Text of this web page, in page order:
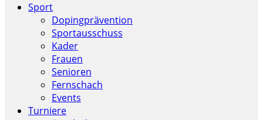
Sport
Dopingprävention
Sportausschuss
Kader
Frauen
Senioren
Fernschach
Events
Turniere